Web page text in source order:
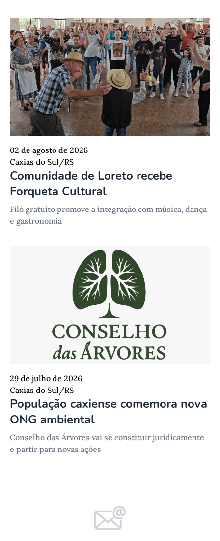
02 de agosto de 2026
Caxias do Sul/RS
Comunidade de Loreto recebe
Forqueta Cultural
Filó gratuito promove a integração com música, dança
e gastronomia
29 de julho de 2026
Caxias do Sul/RS
População caxiense comemora nova
ONG ambiental
Conselho das Árvores vai se constituir juridicamente
e partir para novas ações